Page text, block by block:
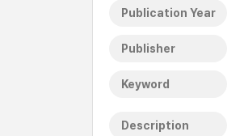
Publication Year
Publisher
Keyword
Description